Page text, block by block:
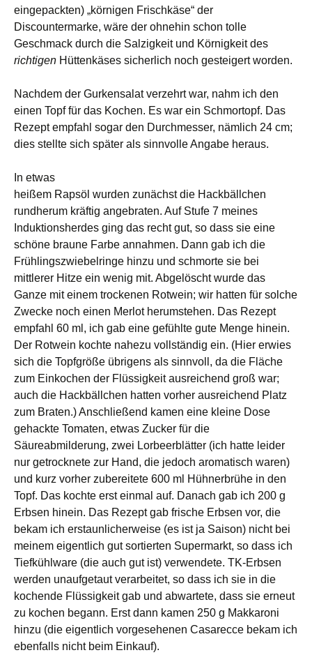
eingepackten) „körnigen Frischkäse“ der
Discountermarke, wäre der ohnehin schon tolle
Geschmack durch die Salzigkeit und Körnigkeit des
richtigen Hüttenkäses sicherlich noch gesteigert worden.
Nachdem der Gurkensalat verzehrt war, nahm ich den
einen Topf für das Kochen. Es war ein Schmortopf. Das
Rezept empfahl sogar den Durchmesser, nämlich 24 cm;
dies stellte sich später als sinnvolle Angabe heraus.
In etwas
heißem Rapsöl wurden zunächst die Hackbällchen
rundherum kräftig angebraten. Auf Stufe 7 meines
Induktionsherdes ging das recht gut, so dass sie eine
schöne braune Farbe annahmen. Dann gab ich die
Frühlingszwiebelringe hinzu und schmorte sie bei
mittlerer Hitze ein wenig mit. Abgelöscht wurde das
Ganze mit einem trockenen Rotwein; wir hatten für solche
Zwecke noch einen Merlot herumstehen. Das Rezept
empfahl 60 ml, ich gab eine gefühlte gute Menge hinein.
Der Rotwein kochte nahezu vollständig ein. (Hier erwies
sich die Topfgröße übrigens als sinnvoll, da die Fläche
zum Einkochen der Flüssigkeit ausreichend groß war;
auch die Hackbällchen hatten vorher ausreichend Platz
zum Braten.) Anschließend kamen eine kleine Dose
gehackte Tomaten, etwas Zucker für die
Säureabmilderung, zwei Lorbeerblätter (ich hatte leider
nur getrocknete zur Hand, die jedoch aromatisch waren)
und kurz vorher zubereitete 600 ml Hühnerbrühe in den
Topf. Das kochte erst einmal auf. Danach gab ich 200 g
Erbsen hinein. Das Rezept gab frische Erbsen vor, die
bekam ich erstaunlicherweise (es ist ja Saison) nicht bei
meinem eigentlich gut sortierten Supermarkt, so dass ich
Tiefkühlware (die auch gut ist) verwendete. TK-Erbsen
werden unaufgetaut verarbeitet, so dass ich sie in die
kochende Flüssigkeit gab und abwartete, dass sie erneut
zu kochen begann. Erst dann kamen 250 g Makkaroni
hinzu (die eigentlich vorgesehenen Casarecce bekam ich
ebenfalls nicht beim Einkauf).